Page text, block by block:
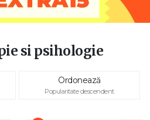
si psihologie
Ordonează
Popularitate descendent